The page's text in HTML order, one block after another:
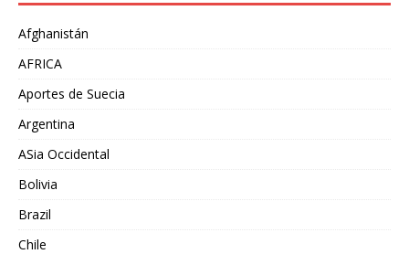
Afghanistán
AFRICA
Aportes de Suecia
Argentina
ASia Occidental
Bolivia
Brazil
Chile